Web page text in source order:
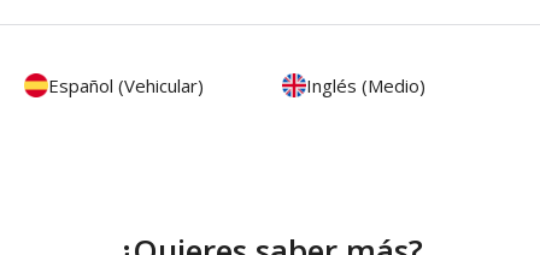
Español (Vehicular) Inglés (Medio)